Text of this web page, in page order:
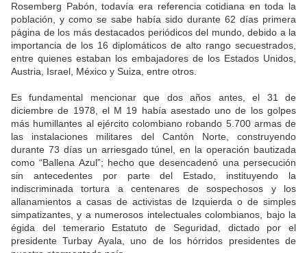
Rosemberg Pabón, todavía era referencia cotidiana en toda la
población, y como se sabe había sido durante 62 días primera
página de los más destacados periódicos del mundo, debido a la
importancia de los 16 diplomáticos de alto rango secuestrados,
entre quienes estaban los embajadores de los Estados Unidos,
Austria, Israel, México y Suiza, entre otros.
Es fundamental mencionar que dos años antes, el 31 de
diciembre de 1978, el M 19 había asestado uno de los golpes
más humillantes al ejército colombiano robando 5.700 armas de
las instalaciones militares del Cantón Norte, construyendo
durante 73 días un arriesgado túnel, en la operación bautizada
como “Ballena Azul”; hecho que desencadenó una persecución
sin antecedentes por parte del Estado, instituyendo la
indiscriminada tortura a centenares de sospechosos y los
allanamientos a casas de activistas de Izquierda o de simples
simpatizantes, y a numerosos intelectuales colombianos, bajo la
égida del temerario Estatuto de Seguridad, dictado por el
presidente Turbay Ayala, uno de los hórridos presidentes de